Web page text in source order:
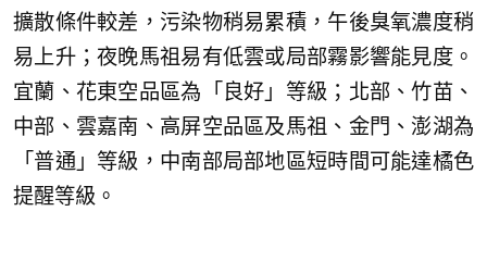
擴散條件較差，污染物稍易累積，午後臭氧濃度稍
易上升；夜晚馬祖易有低雲或局部霧影響能見度。
宜蘭、花東空品區為「良好」等級；北部、竹苗、
中部、雲嘉南、高屏空品區及馬祖、金門、澎湖為
「普通」等級，中南部局部地區短時間可能達橘色
提醒等級。